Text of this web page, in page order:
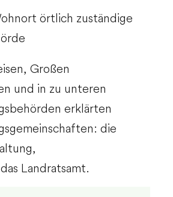
örtlich zuständige
Großen
und in zu unteren
erklärten
die
Landratsamt.